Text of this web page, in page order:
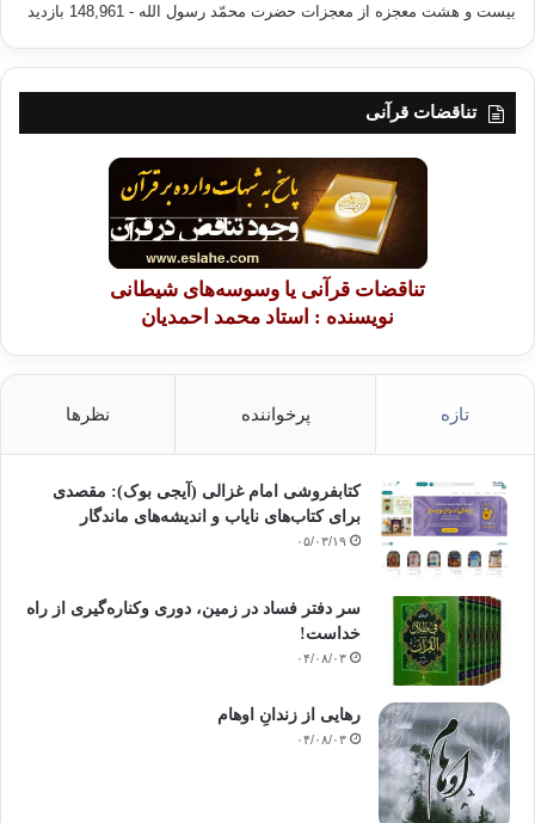
بیست و هشت معجزه از معجزات حضرت محمّد رسول الله - 148,961 بازدید
تناقضات قرآنی
تناقضات قرآنی یا وسوسه‌های شیطانی
نویسنده : استاد محمد احمدیان
تازه پرخواننده نظرها
کتابفروشی امام غزالی (آیجی بوک): مقصدی
برای کتاب‌های نایاب و اندیشه‌های ماندگار
۰۵/۰۳/۱۹
سر دفتر فساد در زمین‌، دوری وکناره‌گیری از راه
خداست‌!
۰۴/۰۸/۰۳
رهایی از زندانِ اوهام
۰۴/۰۸/۰۳